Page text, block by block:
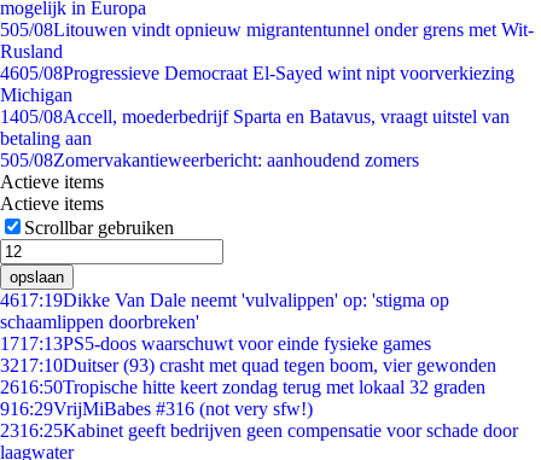
mogelijk in Europa
505/08Litouwen vindt opnieuw migrantentunnel onder grens met Wit-
Rusland
4605/08Progressieve Democraat El-Sayed wint nipt voorverkiezing
Michigan
1405/08Accell, moederbedrijf Sparta en Batavus, vraagt uitstel van
betaling aan
505/08Zomervakantieweerbericht: aanhoudend zomers
Actieve items
Actieve items
Scrollbar gebruiken
opslaan
4617:19Dikke Van Dale neemt 'vulvalippen' op: 'stigma op
schaamlippen doorbreken'
1717:13PS5-doos waarschuwt voor einde fysieke games
3217:10Duitser (93) crasht met quad tegen boom, vier gewonden
2616:50Tropische hitte keert zondag terug met lokaal 32 graden
916:29VrijMiBabes #316 (not very sfw!)
2316:25Kabinet geeft bedrijven geen compensatie voor schade door
laagwater